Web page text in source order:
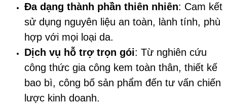
Đa dạng thành phần thiên nhiên: Cam kết
sử dụng nguyên liệu an toàn, lành tính, phù
hợp với mọi loại da.
Dịch vụ hỗ trợ trọn gói: Từ nghiên cứu
công thức gia công kem toàn thân, thiết kế
bao bì, công bố sản phẩm đến tư vấn chiến
lược kinh doanh.